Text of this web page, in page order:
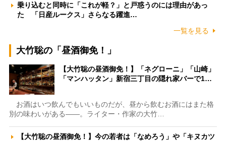
乗り込むと同時に「これが軽？」と戸惑うのには理由があっ
た 「日産ルークス」さらなる躍進…
一覧を見る
大竹聡の「昼酒御免！」
【大竹聡の昼酒御免！】「ネグローニ」「山崎」
「マンハッタン」新宿三丁目の隠れ家バーで1…
お酒はいつ飲んでもいいものだが、昼から飲むお酒にはまた格
別の味わいがある――。ライター・作家の大竹…
【大竹聡の昼酒御免！】今の若者は「なめろう」や「キヌカツ